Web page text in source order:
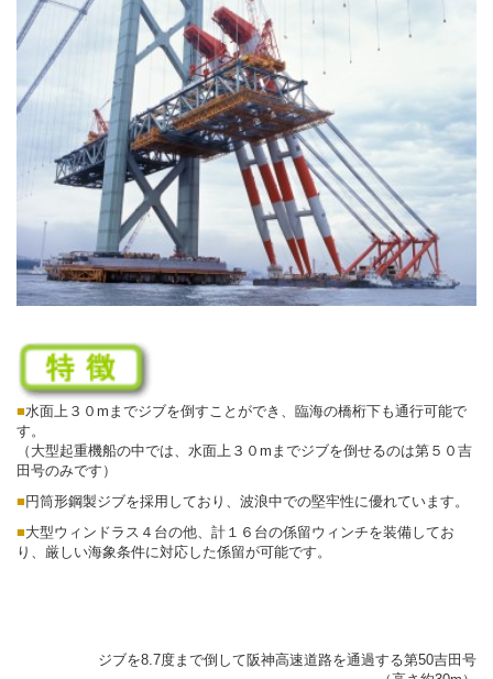
■水面上３０mまでジブを倒すことができ、臨海の橋桁下も通行可能で
す。
（大型起重機船の中では、水面上３０mまでジブを倒せるのは第５０吉
田号のみです）
■ 円筒形鋼製ジブを採用しており、波浪中での堅牢性に優れています。
■大型ウィンドラス４台の他、計１６台の係留ウィンチを装備してお
り、厳しい海象条件に対応した係留が可能です。
ジブを8.7度まで倒して阪神高速道路を通過する第50吉田号